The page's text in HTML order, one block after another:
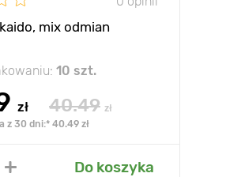
mix odmian
10 szt.
zł 40.49 zł
z 30 dni:* 40.49 zł
Do koszyka